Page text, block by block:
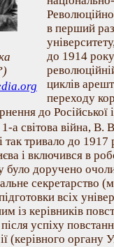
в перший
до 1914
циклів
переходу
до Російської
а світова війна, В.
так тривало до
і включився в
було доручено
секретарство
всіх
із керівників
успіху
(керівного органу